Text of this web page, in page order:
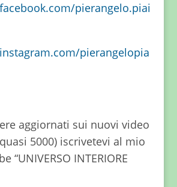
pierangelo.piai
pierangelopia
aggiornati sui nuovi video
5000) iscrivetevi al mio
“UNIVERSO INTERIORE